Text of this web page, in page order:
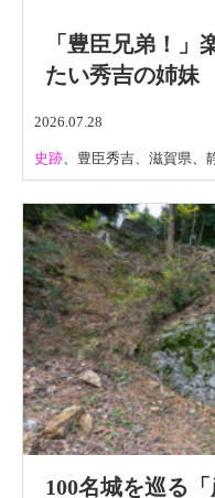
「豊臣兄弟！」
たい秀吉の姉妹
2026.07.28
史跡 豊臣秀吉 滋賀県
100名城を巡る